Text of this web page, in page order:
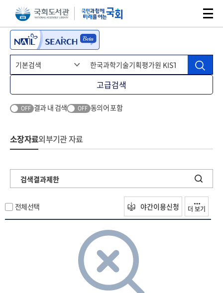
본문 바로가기주메뉴 바로가기
고급검색
OFF 결과 내 검색 OFF 동의어 포함
소장자료외부기관 자료
검색결과제한
전체선택 야간이용신청 더 보기